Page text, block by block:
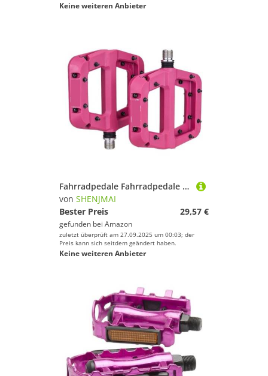
Keine weiteren Anbieter
Fahrradpedale Fahrradpedale rutschfeste Mountainbike-Pedale Plattform Fahrrad Flache Pedale 9/16 Zoll Fahrradteile(Pink)
von SHENJMAI
Bester Preis
29,57 €
gefunden bei Amazon
zuletzt überprüft am 27.09.2025 um 00:03; der
Preis kann sich seitdem geändert haben.
Keine weiteren Anbieter